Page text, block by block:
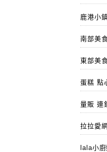
鹿港小
南部美
東部美
蛋糕 點
量販 連
拉拉愛
lala小廚